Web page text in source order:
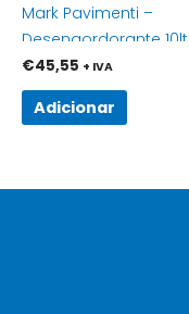
Mark Pavimenti –
Desengordorante 10lt
€45,55 + IVA
Adicionar